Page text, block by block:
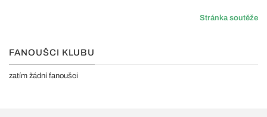
Stránka soutěže
FANOUŠCI KLUBU
zatím žádní fanoušci